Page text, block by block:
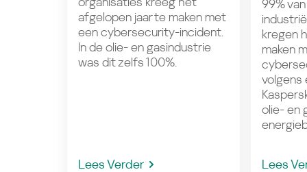
afgelopen jaar te maken met
een cybersecurity-incident.
In de olie- en gasindustrie
was dit zelfs 100%.
Lees Verder
99%
kregen
maken
volgens
olie- en
Lees